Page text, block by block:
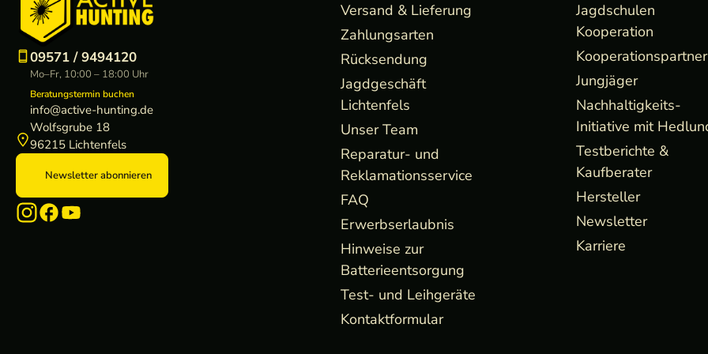
09571 / 9494120
Mo–Fr, 10:00 – 18:00 Uhr
Beratungstermin buchen
info@active-hunting.de
Wolfsgrube 18
96215 Lichtenfels
Newsletter abonnieren
Versand & Lieferung
Zahlungsarten
Rücksendung
Jagdgeschäft
Lichtenfels
Unser Team
Reparatur- und
Reklamationsservice
FAQ
Erwerbserlaubnis
Hinweise zur
Batterieentsorgung
Test- und Leihgeräte
Kontaktformular
Jagdschulen
Kooperation
Kooperationspartner
Jungjäger
Nachhaltigkeits-
Initiative mit
Testberichte &
Kaufberater
Hersteller
Newsletter
Karriere